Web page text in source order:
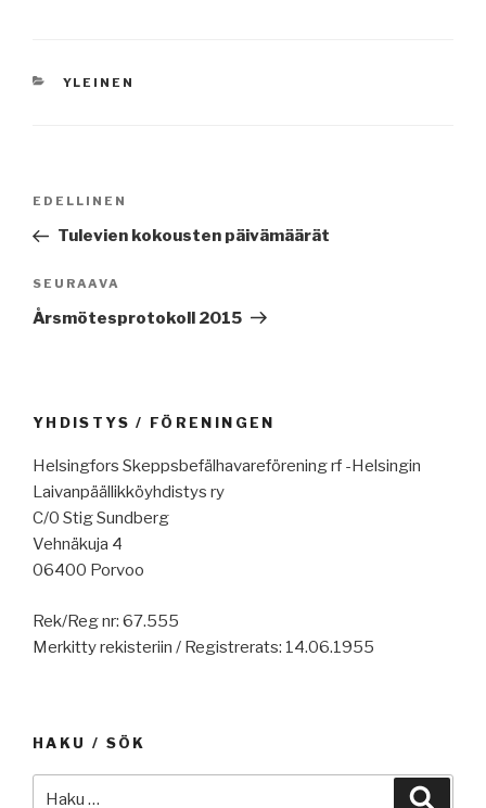
KATEGORIAT
YLEINEN
Edellinen
artikkeli
EDELLINEN
Tulevien kokousten päivämäärät
Seuraava
artikkeli
SEURAAVA
Årsmötesprotokoll 2015
YHDISTYS / FÖRENINGEN
Helsingfors Skeppsbefälhavareförening rf -Helsingin
Laivanpäällikköyhdistys ry
C/0 Stig Sundberg
Vehnäkuja 4
06400 Porvoo
Rek/Reg nr: 67.555
Merkitty rekisteriin / Registrerats: 14.06.1955
HAKU / SÖK